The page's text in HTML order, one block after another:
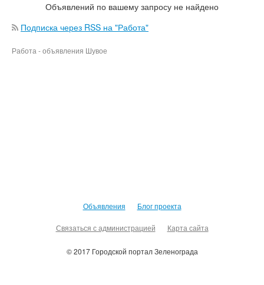
Объявлений по вашему запросу не найдено
Подписка через RSS на "Работа"
Работа - объявления Шувое
Объявления Блог проекта
Связаться с администрацией Карта сайта
© 2017 Городской портал Зеленограда